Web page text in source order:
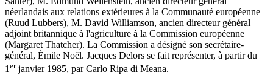
néerlandais aux relations extérieures à la Communauté européenne
(Ruud Lubbers), M. David Williamson, ancien directeur général
adjoint britannique à l'agriculture à la Commission européenne
(Margaret Thatcher). La Commission a désigné son secrétaire-
général, Émile Noël. Jacques Delors se fait représenter, à partir du
1 erjanvier 1985, par Carlo Ripa di Meana.